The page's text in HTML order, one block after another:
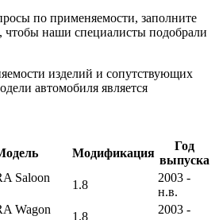
по применяемости, заполните
наши специалисты подобрали
изделий и сопутствующих
автомобиля является
Модификация
Год
выпуска
Saloon
1.8
2003 -
н.в.
Wagon
1.8
2003 -